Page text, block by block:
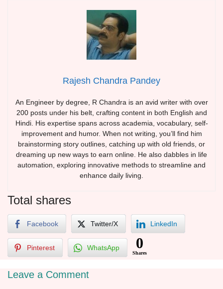
Rajesh Chandra Pandey
An Engineer by degree, R Chandra is an avid writer with over
200 posts under his belt, crafting content in both English and
Hindi. His expertise spans across academia, vocabulary, self-
improvement and humor. When not writing, you’ll find him
brainstorming story outlines, catching up with old friends, or
dreaming up new ways to earn online. He also dabbles in life
automation, exploring innovative methods to streamline and
enhance daily living.
Total shares
Facebook Twitter/X LinkedIn
Pinterest WhatsApp 0
Shares
Leave a Comment